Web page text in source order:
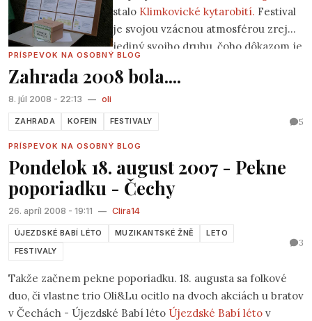
stalo Klimkovické kytarobití. Festival
je svojou vzácnou atmosférou zrejme
jediný svojho druhu, čoho dôkazom je
z najvďačnejších.
PRÍSPEVOK NA OSOBNÝ BLOG
Zahrada 2008 bola....
8. júl 2008 - 22:13 — oli
ZAHRADA KOFEIN FESTIVALY 5
PRÍSPEVOK NA OSOBNÝ BLOG
Pondelok 18. august 2007 - Pekne
poporiadku - Čechy
26. apríl 2008 - 19:11 — Clira14
ÚJEZDSKÉ BABÍ LÉTO MUZIKANTSKÉ ŽNĚ
LETO
FESTIVALY
3
Takže začnem pekne poporiadku. 18. augusta sa folkové
duo, či vlastne trio Oli&Lu ocitlo na dvoch akciách u bratov
v Čechách - Újezdské Babí léto Újezdské Babí léto v